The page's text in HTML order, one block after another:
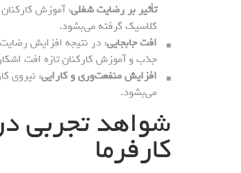
تأثیر بر رضایت شغلی: آموزش
کلاسیک گرفته می‌بشود.
افت جابجایی: در نتیجه افزایش
جذب و آموزش کارکنان تازه افت
افزایش منفعت‌وری و کارایی: نیروی
می‌بشود.
شواهد تجربی
کارفرما